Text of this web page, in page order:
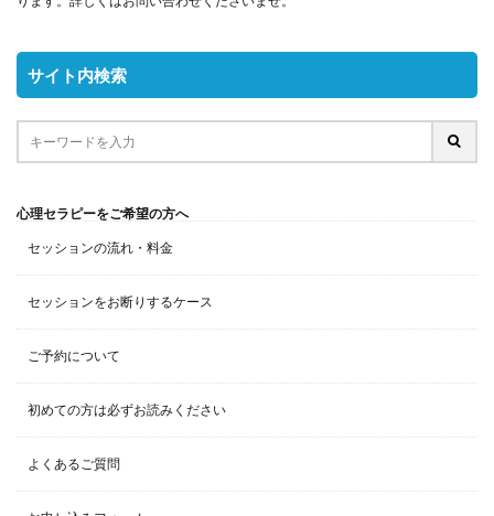
サイト内検索
心理セラピーをご希望の方へ
セッションの流れ・料金
セッションをお断りするケース
ご予約について
初めての方は必ずお読みください
よくあるご質問